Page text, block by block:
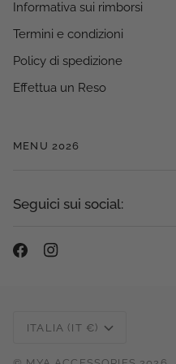
Informativa sui rimborsi
Termini e condizioni
Policy di spedizione
Effettua un Reso
MENU 2026
Seguici sui social:
Valuta
ITALIA (IT €)